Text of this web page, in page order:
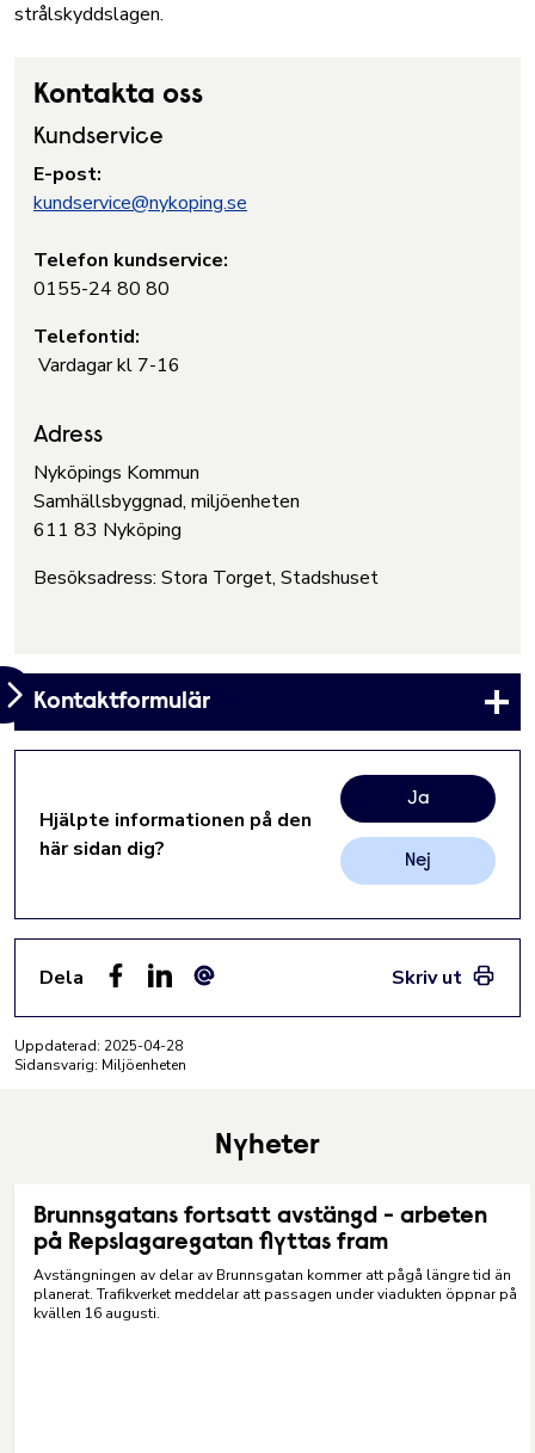
strålskyddslagen.
Kontakta oss
Kundservice
E-post:
kundservice@nykoping.se
Telefon kundservice:
0155-24 80 80
Telefontid:
Vardagar kl 7-16
Adress
Nyköpings Kommun
Samhällsbyggnad, miljöenheten
611 83 Nyköping
Besöksadress: Stora Torget, Stadshuset
Kontaktformulär
Hjälpte informationen på den
här sidan dig?
Ja
Nej
Dela
Skriv ut
Uppdaterad: 2025-04-28
Sidansvarig: Miljöenheten
Nyheter
Brunnsgatans fortsatt avstängd - arbeten
på Repslagaregatan flyttas fram
Avstängningen av delar av Brunnsgatan kommer att pågå längre tid än
planerat. Trafikverket meddelar att passagen under viadukten öppnar på
kvällen 16 augusti.